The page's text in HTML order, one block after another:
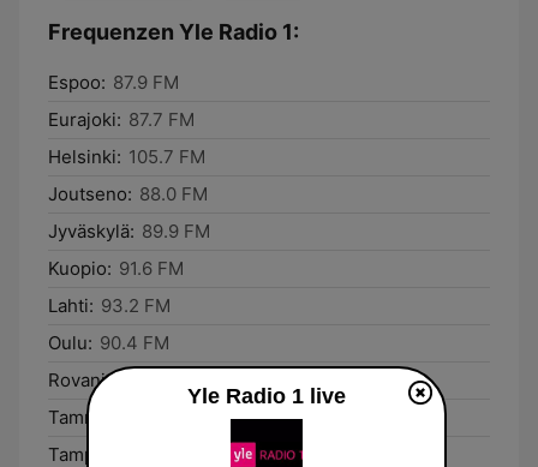
Frequenzen Yle Radio 1:
Espoo: 87.9 FM
Eurajoki: 87.7 FM
Helsinki: 105.7 FM
Joutseno: 88.0 FM
Jyväskylä: 89.9 FM
Kuopio: 91.6 FM
Lahti: 93.2 FM
Oulu: 90.4 FM
Rovaniemi:
Tammela:
Tampere:
Yle Radio 1 live